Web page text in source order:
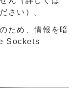
さい）。
ため、情報を暗
Sockets